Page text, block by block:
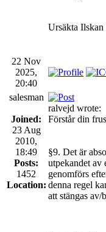
Ursäkta Ilskan
22 Nov
2025,
20:40
salesman
Joined:
23 Aug
2010,
18:49
Posts:
1452
Location:
ralvejd wrote:
Förstår din
§9. Det är
utpekandet av
genomförs
denna regel
att stängas av/